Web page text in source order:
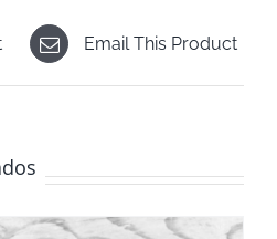
Email This Product